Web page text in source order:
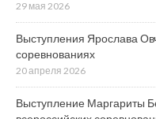
29 мая 2026
Выступления Ярослава
соревнованиях
20 апреля 2026
Выступление Маргариты